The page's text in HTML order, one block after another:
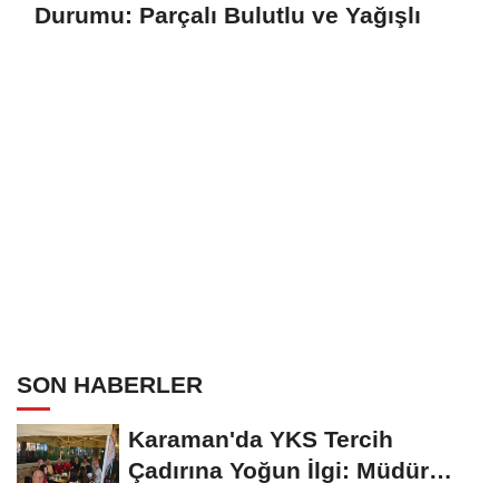
Durumu: Parçalı Bulutlu ve Yağışlı
SON HABERLER
Karaman'da YKS Tercih
Çadırına Yoğun İlgi: Müdür